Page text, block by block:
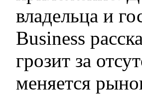
владельца и
Business
грозит за
меняется